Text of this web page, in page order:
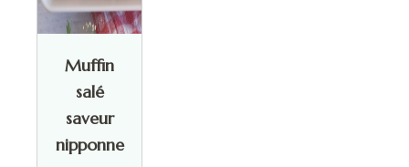
Muffin
salé
saveur
nipponne